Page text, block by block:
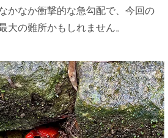
かなか衝撃的な急勾配で、今回の
大の難所かもしれません。